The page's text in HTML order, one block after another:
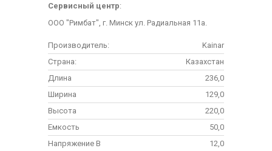
Сервисный центр:
ООО "Римбат", г. Минск ул. Радиальная 11а.
Производитель:
Kainar
Страна:
Казахстан
Длина
236,0
Ширина
129,0
Высота
220,0
Емкость
50,0
Напряжение В
12,0